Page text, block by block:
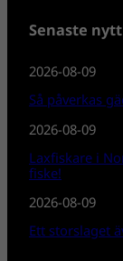
Senaste nytt
2026-08-09
Så påverkas
2026-08-09
Laxfiskare i
fiske!
2026-08-09
Ett storslaget